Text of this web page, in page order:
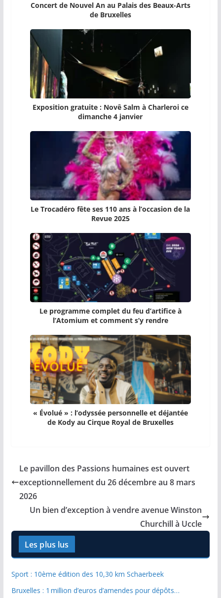
Concert de Nouvel An au Palais des Beaux-Arts
de Bruxelles
Exposition gratuite : Novê Salm à Charleroi ce
dimanche 4 janvier
Le Trocadéro fête ses 110 ans à l’occasion de la
Revue 2025
Le programme complet du feu d’artifice à
l’Atomium et comment s’y rendre
« Évolué » : l’odyssée personnelle et déjantée
de Kody au Cirque Royal de Bruxelles
Le pavillon des Passions humaines est ouvert
exceptionnellement du 26 décembre au 8 mars
2026
Un bien d’exception à vendre avenue Winston
Churchill à Uccle
Les plus lus
Sport : 10ème édition des 10,30 km Schaerbeek
Bruxelles : 1 million d’euros d’amendes pour dépôts…